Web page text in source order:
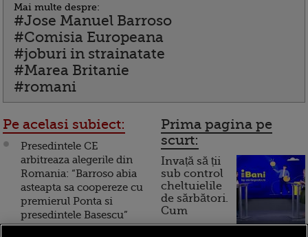
Mai multe despre:
#Jose Manuel Barroso
#Comisia Europeana
#joburi in strainatate
#Marea Britanie
#romani
Pe acelasi subiect:
Presedintele CE
arbitreaza alegerile din
Romania: “Barroso abia
asteapta sa coopereze cu
premierul Ponta si
presedintele Basescu”
Prima pagina pe
scurt:
Invață să ții
sub control
cheltuielile
de sărbători.
Cum